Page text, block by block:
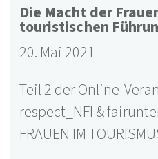
Die Macht der
touristischen
20. Mai 2021
Teil 2 der Online-
respect_NFI &
FRAUEN IM